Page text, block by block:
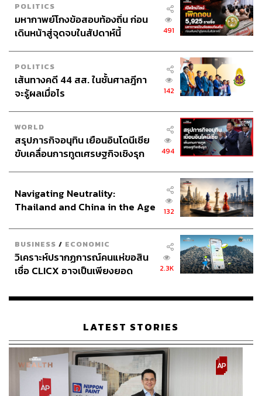
POLITICS
มหากาพย์โกงข้อสอบท้องถิ่น ก่อน
เดินหน้าสู่จุดจบในสัปดาห์นี้
491
POLITICS
เส้นทางคดี 44 สส. ในชั้นศาลฎีกา
จะรู้ผลเมื่อไร
142
WORLD
สรุปภารกิจอนุทิน เยือนอินโดนีเซีย
ขับเคลื่อนการทูตเศรษฐกิจเชิงรุก
494
Navigating Neutrality:
Thailand and China in the Age
132
BUSINESS / ECONOMIC
วิเคราะห์ปรากฏการณ์คนแห่ขอสิน
เชื่อ CLICX อาจเป็นเพียงยอด
เรือนไทยที่ถูกซุกไว้
2.3K
LATEST STORIES